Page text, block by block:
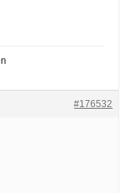
#176532